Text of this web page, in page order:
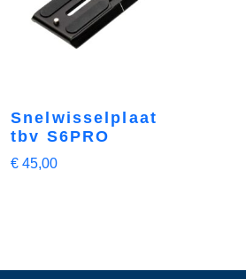
Snelwisselplaat
tbv S6PRO
€ 45,00